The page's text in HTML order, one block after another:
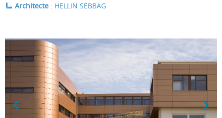
Architecte : HELLIN SEBBAG